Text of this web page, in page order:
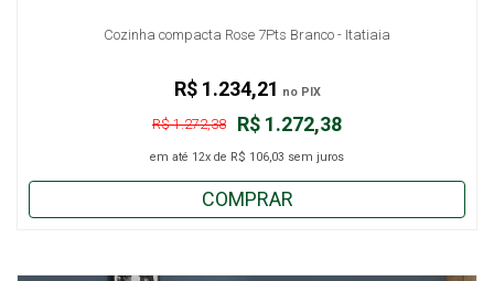
Cozinha compacta Rose 7Pts Branco - Itatiaia
R$ 1.272,38
R$ 1.272,38
em até 12x de R$ 106,03 sem juros
R$ 1.234,21 no PIX
COMPRAR